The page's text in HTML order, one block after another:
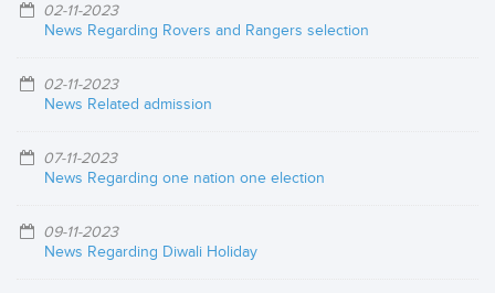
02-11-2023
News Regarding Rovers and Rangers selection
02-11-2023
News Related admission
07-11-2023
News Regarding one nation one election
09-11-2023
News Regarding Diwali Holiday